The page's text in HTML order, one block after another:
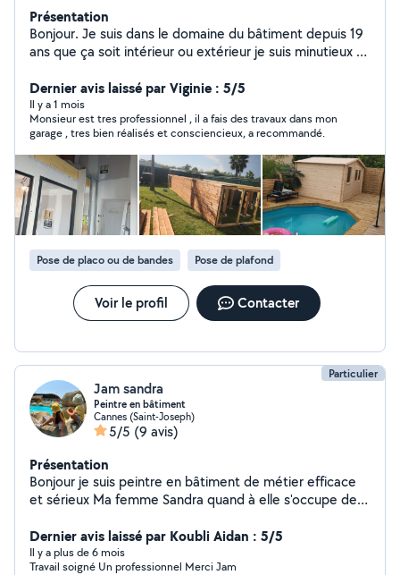
Présentation
Bonjour. Je suis dans le domaine du bâtiment depuis 19
ans que ça soit intérieur ou extérieur je suis minutieux et
besoins.
Dernier avis laissé par Viginie : 5/5
Il y a 1 mois
Monsieur est tres professionnel , il a fais des travaux dans mon
garage , tres bien réalisés et consciencieux, a recommandé.
Pose de placo ou de bandes Pose de plafond
Voir le profil Contacter
Particulier
Jam sandra
Peintre en bâtiment
Cannes (Saint-Joseph)
5/5 (9 avis)
Présentation
Bonjour je suis peintre en bâtiment de métier efficace
et sérieux Ma femme Sandra quand à elle s'occupe des
également auxiliaire puéricultrice garde enfants
Dernier avis laissé par Koubli Aidan : 5/5
Il y a plus de 6 mois
Travail soigné Un professionnel Merci Jam